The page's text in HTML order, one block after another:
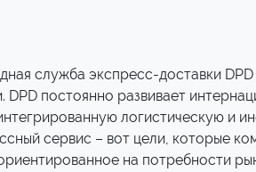
служба экспресс-доставки
DPD постоянно развивает
логистическую и
сервис – вот цели, которые
на потребности